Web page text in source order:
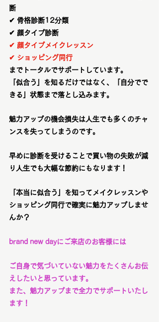
断
✔ 骨格診断12分類
✔ 顔タイプ診断
✔ 顔タイプメイクレッスン
✔ ショッピング同行
までトータルでサポートしています。
「似合う」を知るだけではなく、「自分でで
きる」状態まで落とし込みます。
魅力アップの機会損失は人生でも多くのチャ
ンスを失ってしまうのです。
早めに診断を受けることで買い物の失敗が減
り人生でも大幅な節約にもなります！
「本当に似合う」を知ってメイクレッスンや
ショッピング同行で確実に魅力アップしませ
んか？
brand new dayにご来店のお客様には
ご自身で気づいていない魅力をたくさんお伝
えしたいと思っています。
また、魅力アップまで全力でサポートいたし
ます！